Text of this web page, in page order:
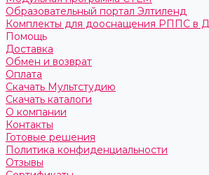
Образовательный портал Элтиленд
Комплекты для дооснащения РППС в
Помощь
Доставка
Обмен и возврат
Оплата
Скачать Мультстудию
Скачать каталоги
О компании
Контакты
Готовые решения
Политика конфиденциальности
Отзывы